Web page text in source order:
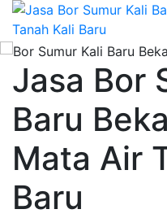
Jasa Bor
Baru
Mata Air
Baru